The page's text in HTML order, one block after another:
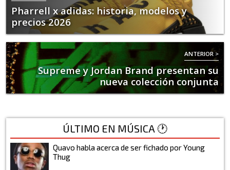
Pharrell x adidas: historia, modelos y
precios 2026
ANTERIOR >
Supreme y Jordan Brand presentan su
nueva colección conjunta
ÚLTIMO EN MÚSICA 🕐
Quavo habla acerca de ser fichado por Young
Thug